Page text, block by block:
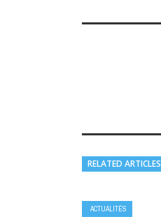
RELATED ARTICLES
ACTUALITÉS